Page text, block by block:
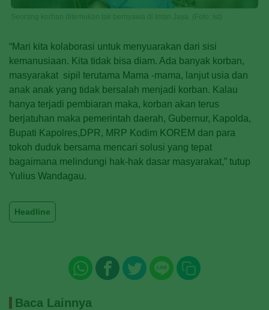
“Mari kita kolaborasi untuk menyuarakan dari sisi
kemanusiaan. Kita tidak bisa diam. Ada banyak korban,
masyarakat sipil terutama Mama -mama, lanjut usia dan
anak anak yang tidak bersalah menjadi korban. Kalau
hanya terjadi pembiaran maka, korban akan terus
berjatuhan maka pemerintah daerah, Gubernur, Kapolda,
Bupati Kapolres,DPR, MRP Kodim KOREM dan para
tokoh duduk bersama mencari solusi yang tepat
bagaimana melindungi hak-hak dasar masyarakat,” tutup
Yulius Wandagau.
Headline
Baca Lainnya